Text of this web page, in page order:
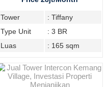
Tower
: Tiffany
Type Unit
: 3 BR
Luas
: 165 sqm